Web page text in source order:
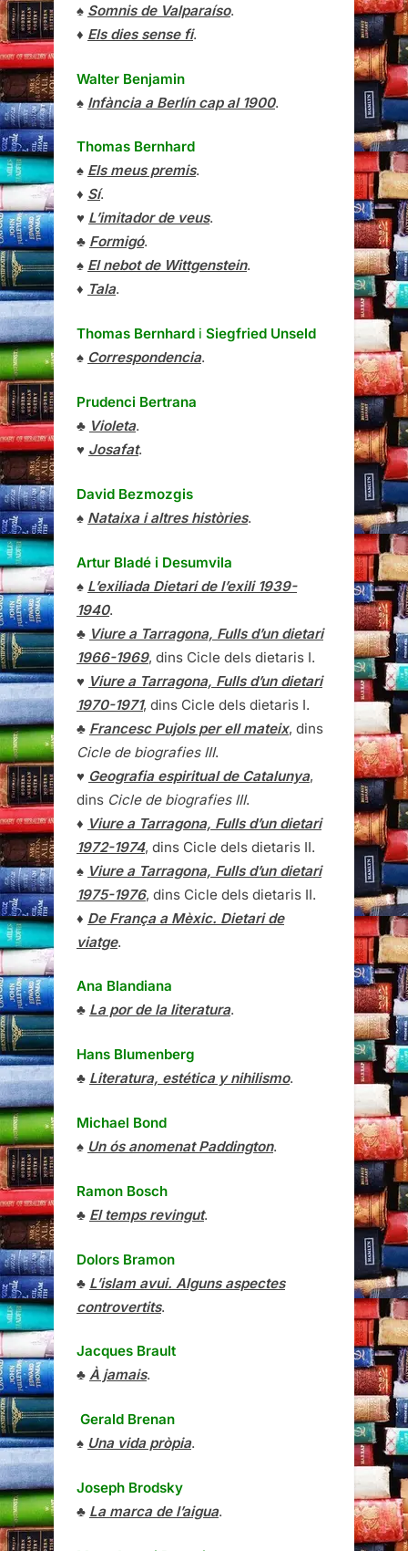
♠ Somnis de Valparaíso.
♦ Els dies sense fi.
Walter Benjamin
♠ Infància a Berlín cap al 1900.
Thomas Bernhard
♠ Els meus premis.
♦ Sí.
♥ L’imitador de veus.
♣ Formigó.
♠ El nebot de Wittgenstein.
♦ Tala.
Thomas Bernhard i Siegfried Unseld
♠ Correspondencia.
Prudenci Bertrana
♣ Violeta.
♥ Josafat.
David Bezmozgis
♠ Nataixa i altres històries.
Artur Bladé i Desumvila
♠ L’exiliada Dietari de l’exili 1939-
1940.
♣ Viure a Tarragona, Fulls d’un dietari
1966-1969, dins Cicle dels dietaris I.
♥ Viure a Tarragona, Fulls d’un dietari
1970-1971, dins Cicle dels dietaris I.
♣ Francesc Pujols per ell mateix, dins
Cicle de biografies III.
♥ Geografia espiritual de Catalunya,
dins Cicle de biografies III.
♦ Viure a Tarragona, Fulls d’un dietari
1972-1974, dins Cicle dels dietaris II.
♠ Viure a Tarragona, Fulls d’un dietari
1975-1976, dins Cicle dels dietaris II.
♦ De França a Mèxic. Dietari de
viatge.
Ana Blandiana
♣ La por de la literatura.
Hans Blumenberg
♣ Literatura, estética y nihilismo.
Michael Bond
♠ Un ós anomenat Paddington.
Ramon Bosch
♣ El temps revingut.
Dolors Bramon
♣ L’islam avui. Alguns aspectes
controvertits.
Jacques Brault
♣ À jamais.
Gerald Brenan
♠ Una vida pròpia.
Joseph Brodsky
♣ La marca de l’aigua.